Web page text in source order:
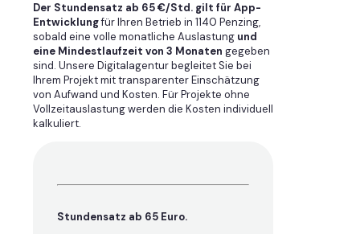
Der Stundensatz ab 65 €/Std. gilt für App-
Entwicklungfür Ihren Betrieb in 1140 Penzing,
sobald eine volle monatliche Auslastung und
eine Mindestlaufzeit von 3 Monaten gegeben
sind. Unsere Digitalagentur begleitet Sie bei
Ihrem Projekt mit transparenter Einschätzung
von Aufwand und Kosten. Für Projekte ohne
Vollzeitauslastung werden die Kosten individuell
kalkuliert.
Stundensatz ab 65 Euro.